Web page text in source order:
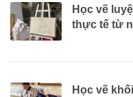
Học vẽ
thực tế từ
Học vẽ